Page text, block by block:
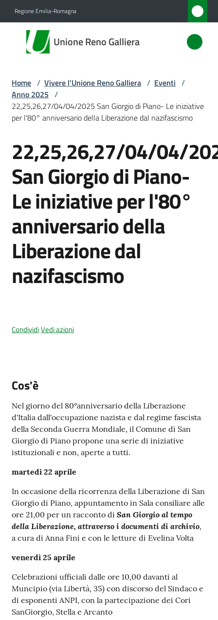
Regione Emilia-Romagna
Unione Reno Galliera
Unione
Reno
Amministrazione
Servizi
Vivere
l'Unione
Menu selezionato
Amministrazione
trasparente
Home / Vivere l'Unione Reno Galliera / Eventi /
Anno 2025 /
22,25,26,27/04/04/2025 San Giorgio di Piano- Le iniziative
per l'80° anniversario della Liberazione dal nazifascismo
Salta al contenuto
22,25,26,27/04/04/
San Giorgio di Piano-
Le iniziative per l'80°
anniversario della
Liberazione dal
nazifascismo
CondividiVedi azioni
Cos'è
Nel giorno del 80°anniversario della Liberazione
d'Italia dall'occupazione nazista e dal regime fascista
della Seconda Guerra Mondiale, il Comune di San
Giorgio di Piano propone una serie di iniziative
istituzionali e non, aperte a tutti.
martedì 22 aprile
In occasione della ricorrenza della Liberazione di San
Giorgio di Piano, appuntamento in Sala consiliare alle
ore 21,00 per un racconto di San Giorgio al tempo
della Liberazione, attraverso i documenti di archivio,
a cura di Anna Fini e con le letture di Evelina Volta
venerdì 25 aprile
Celebrazioni ufficiali dalle ore 10,00 davanti al
Muncipio (via Libertà, 35) con discorso del Sindaco e
di esponenti ANPI, con la partecipazione dei Cori
SanGiorgio, Stella e Arcanto